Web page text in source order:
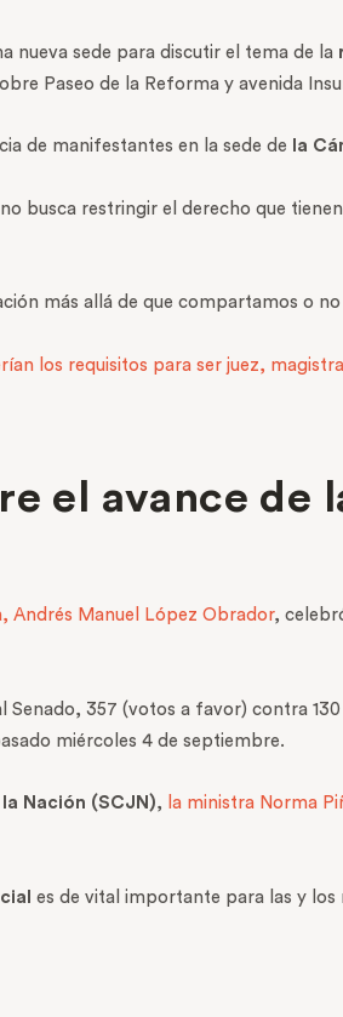
nueva sede para discutir el tema de la
Paseo de la Reforma y avenida
de manifestantes en la sede de la
busca restringir el derecho que
más allá de que compartamos o
los requisitos para ser juez,
el avance de
Andrés Manuel López Obrador,
Senado, 357 (votos a favor) contra
miércoles 4 de septiembre.
Nación (SCJN), la ministra Norma
es de vital importante para las y